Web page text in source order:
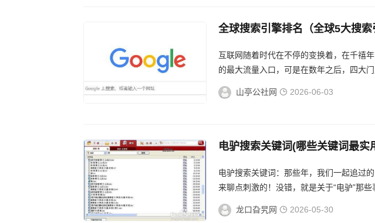
全球搜索引擎排名（全球5大搜索
互联网随着时代在不停的变换着，在千禧
的最大流量入口，可是在数年之后，四大
戏，邮箱等，新浪去做了微博，搜狐半死
流量...
山亭公社网 2026-06-03
电驴搜索关键词(哪些关键词最实
电驴搜索关键词：那些年，我们一起追过
来聊点刺激的！没错，就是关于“电驴”那
个宝藏之地，想找啥资源都能找到，只要
龙口旮旯网
2026-05-30